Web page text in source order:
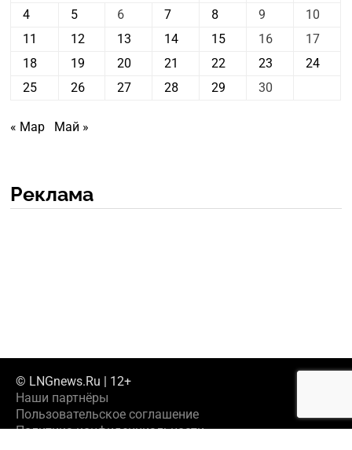
4
5 6 7 8 9
10
11
12 13 14 15 16
17
18
19 20 21 22 23
24
25
26 27 28 29 30
« Мар Май »
Реклама
© LNGnews.Ru | 12+
Наши партнёры
Пользовательское соглашение
Политика конфиденциальности